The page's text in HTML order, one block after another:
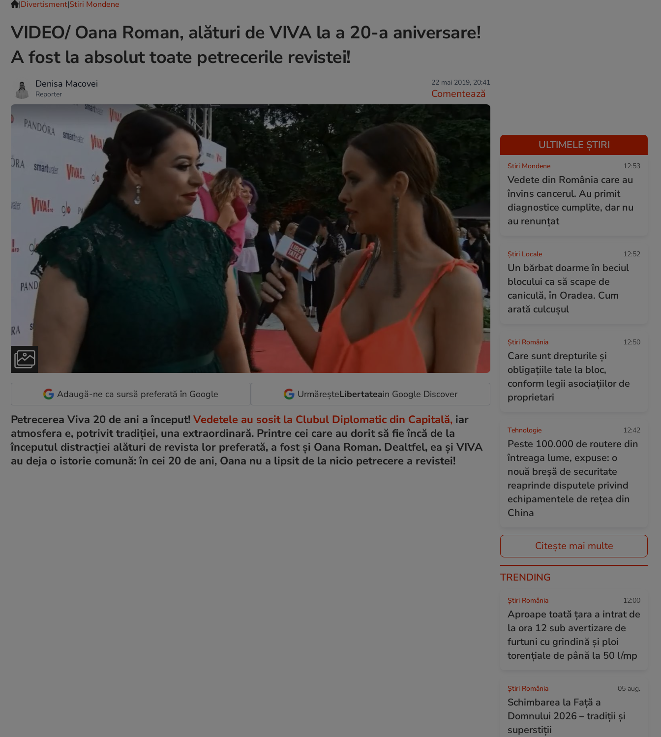
|Divertisment|Stiri Mondene
VIDEO/ Oana Roman, alături de VIVA la a 20-a aniversare!
A fost la absolut toate petrecerile revistei!
Denisa Macovei
Reporter
22 mai 2019, 20:41
Comentează
Adaugă-ne ca sursă preferată în Google UrmăreșteLibertateain Google Discover
Petrecerea Viva 20 de ani a început! Vedetele au sosit la Clubul Diplomatic din Capitală, iar
atmosfera e, potrivit tradiției, una extraordinară. Printre cei care au dorit să fie încă de la
începutul distracției alături de revista lor preferată, a fost și Oana Roman. Dealtfel, ea și VIVA
au deja o istorie comună: în cei 20 de ani, Oana nu a lipsit de la nicio petrecere a revistei!
ULTIMELE ȘTIRI
Stiri Mondene 12:53
Vedete din România care au
învins cancerul. Au primit
diagnostice cumplite, dar nu
au renunțat
Știri Locale 12:52
Un bărbat doarme în beciul
blocului ca să scape de
caniculă, în Oradea. Cum
arată culcușul
Știri România 12:50
Care sunt drepturile şi
obligaţiile tale la bloc,
conform legii asociaţiilor de
proprietari
Tehnologie 12:42
Peste 100.000 de routere din
întreaga lume, expuse: o
nouă breșă de securitate
reaprinde disputele privind
echipamentele de rețea din
China
Citește mai multe
TRENDING
Știri România 12:00
Aproape toată țara a intrat de
la ora 12 sub avertizare de
furtuni cu grindină și ploi
torențiale de până la 50 l/mp
Știri România 05 aug.
Schimbarea la Față a
Domnului 2026 – tradiții și
superstiții